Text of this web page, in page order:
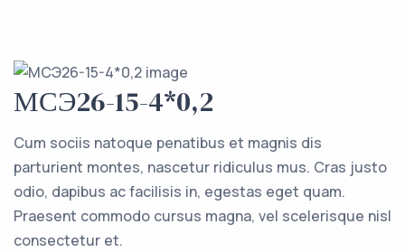
МСЭ26-15-4*0,2
Cum sociis natoque penatibus et magnis dis
parturient montes, nascetur ridiculus mus. Cras justo
odio, dapibus ac facilisis in, egestas eget quam.
Praesent commodo cursus magna, vel scelerisque nisl
consectetur et.